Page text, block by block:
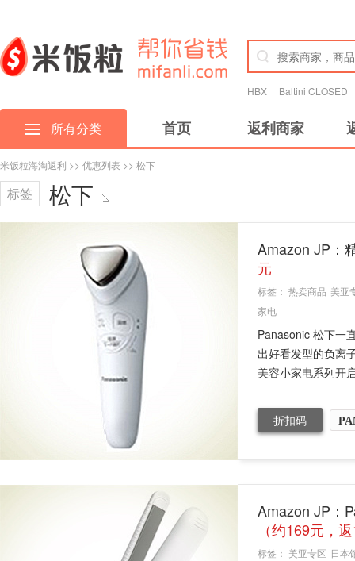
HBX Baltini CLOSED
所有分类 首页 返利商家
米饭粒海淘返利 >> 优惠列表 >> 松下
标签 松下
Amazon JP：
元
标签： 热卖商品 美亚
家电
Panasonic 松下一
出好看发型的负离
美容小家电系列开
折扣码
Amazon JP：
（约169元，
标签： 美亚专区 日本